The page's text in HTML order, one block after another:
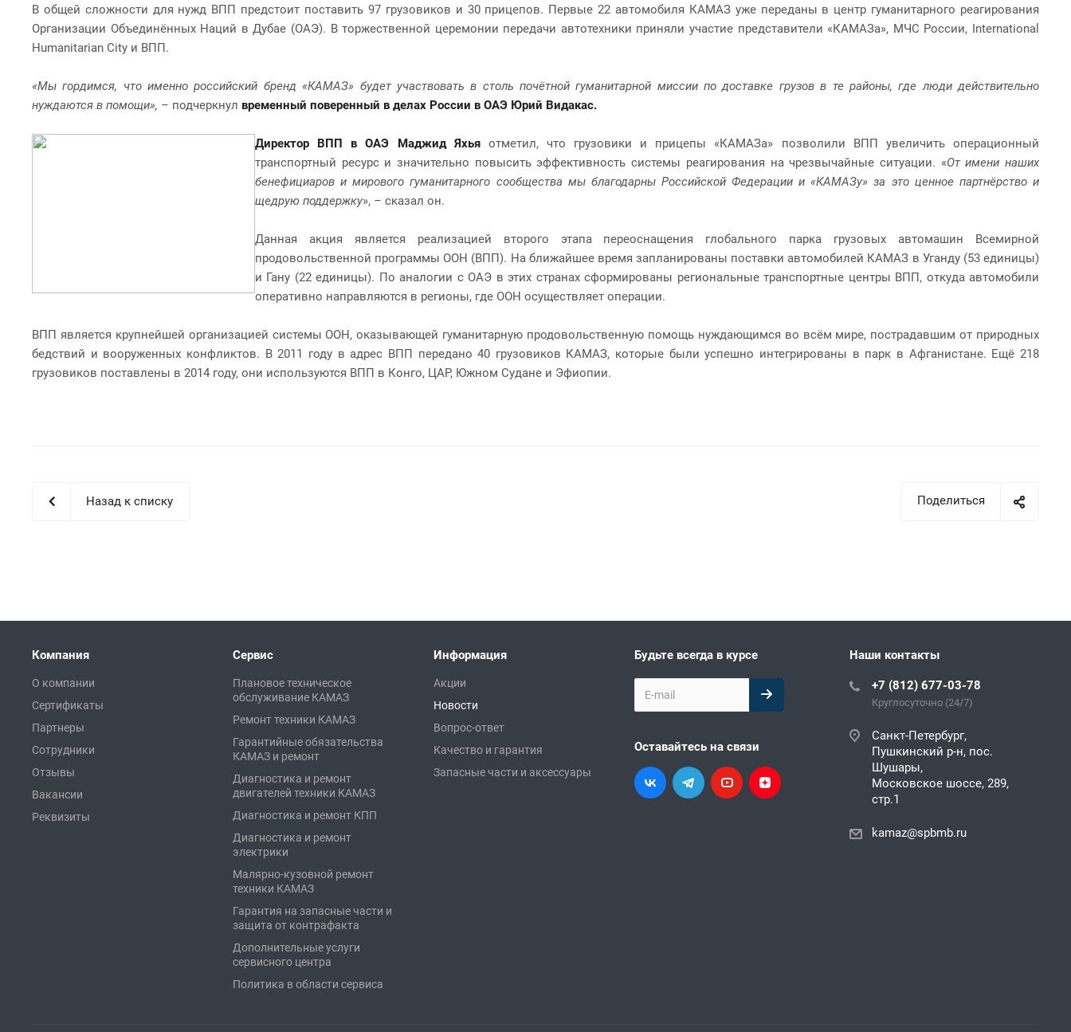
В общей сложности для нужд ВПП предстоит поставить 97 грузовиков и 30 прицепов. Первые 22 автомобиля КАМАЗ уже переданы в центр гуманитарного реагирования
Организации Объединённых Наций в Дубае (ОАЭ). В торжественной церемонии передачи автотехники приняли участие представители «КАМАЗа», МЧС России, International
Humanitarian City и ВПП.
«Мы гордимся, что именно российский бренд «КАМАЗ» будет участвовать в столь почётной гуманитарной миссии по доставке грузов в те районы, где люди действительно
нуждаются в помощи», – подчеркнул временный поверенный в делах России в ОАЭ Юрий Видакас.
Директор ВПП в ОАЭ Маджид Яхья отметил, что грузовики и прицепы «КАМАЗа» позволили ВПП увеличить операционный
транспортный ресурс и значительно повысить эффективность системы реагирования на чрезвычайные ситуации. «От имени наших
бенефициаров и мирового гуманитарного сообщества мы благодарны Российской Федерации и «КАМАЗу» за это ценное партнёрство и
щедрую поддержку», – сказал он.
Данная акция является реализацией второго этапа переоснащения глобального парка грузовых автомашин Всемирной
продовольственной программы ООН (ВПП). На ближайшее время запланированы поставки автомобилей КАМАЗ в Уганду (53 единицы)
и Гану (22 единицы). По аналогии с ОАЭ в этих странах сформированы региональные транспортные центры ВПП, откуда автомобили
оперативно направляются в регионы, где ООН осуществляет операции.
ВПП является крупнейшей организацией системы ООН, оказывающей гуманитарную продовольственную помощь нуждающимся во всём мире, пострадавшим от природных
бедствий и вооруженных конфликтов. В 2011 году в адрес ВПП передано 40 грузовиков КАМАЗ, которые были успешно интегрированы в парк в Афганистане. Ещё 218
грузовиков поставлены в 2014 году, они используются ВПП в Конго, ЦАР, Южном Судане и Эфиопии.
Поделиться
Назад к списку
Компания
О компании
Сертификаты
Партнеры
Сотрудники
Отзывы
Вакансии
Реквизиты
Сервис
Плановое техническое
обслуживание КАМАЗ
Ремонт техники КАМАЗ
Гарантийные обязательства
КАМАЗ и ремонт
Диагностика и ремонт
двигателей техники КАМАЗ
Диагностика и ремонт КПП
Диагностика и ремонт
электрики
Малярно-кузовной ремонт
техники КАМАЗ
Гарантия на запасные части и
защита от контрафакта
Дополнительные услуги
сервисного центра
Политика в области сервиса
Информация
Акции
Новости
Вопрос-ответ
Качество и гарантия
Запасные части и аксессуары
Будьте всегда в курсе
Оставайтесь на связи
Наши контакты
+7 (812) 677-03-78
Круглосуточно (24/7)
Санкт-Петербург,
Пушкинский р-н, пос.
Шушары,
Московское шоссе, 289,
стр.1
kamaz@spbmb.ru